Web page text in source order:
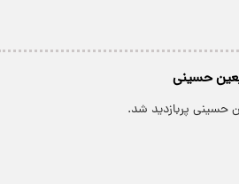
حسینی
حسینی پربازدید شد.